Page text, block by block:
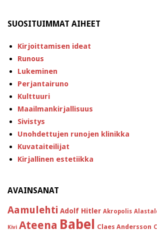
SUOSITUIMMAT AIHEET
Kirjoittamisen ideat
Runous
Lukeminen
Perjantairuno
Kulttuuri
Maailmankirjallisuus
Sivistys
Unohdettujen runojen klinikka
Kuvataiteilijat
Kirjallinen estetiikka
AVAINSANAT
Aamulehti Adolf Hitler Akropolis
Kivi Ateena Babel Claes Andersson